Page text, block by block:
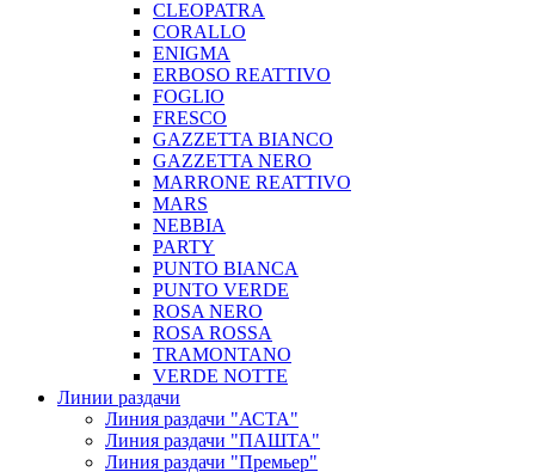
CLEOPATRA
CORALLO
ENIGMA
ERBOSO REATTIVO
FOGLIO
FRESCO
GAZZETTA BIANCO
GAZZETTA NERO
MARRONE REATTIVO
MARS
NEBBIA
PARTY
PUNTO BIANCA
PUNTO VERDE
ROSA NERO
ROSA ROSSA
TRAMONTANO
VERDE NOTTE
Линии раздачи
Линия раздачи "АСТА"
Линия раздачи "ПАШТА"
Линия раздачи "Премьер"